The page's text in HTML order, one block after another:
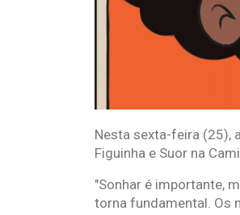
Nesta sexta-feira (25),
Figuinha e Suor na
"Sonhar é importante,
torna fundamental. Os